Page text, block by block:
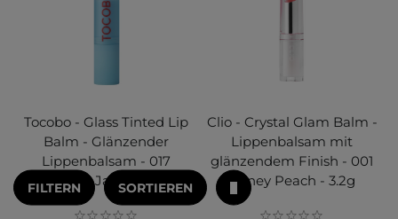
Tocobo - Glass Tinted Lip
Balm - Glänzender
Lippenbalsam - 017
Choco Jam - 3,5g
Clio - Crystal Glam Balm -
Lippenbalsam mit
glänzendem Finish - 001
Honey Peach - 3.2g
FILTERN SORTIEREN